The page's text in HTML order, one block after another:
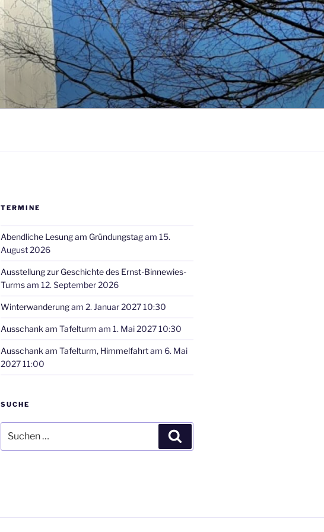
TERMINE
Abendliche Lesung am Gründungstagam 15.
August 2026
Ausstellung zur Geschichte des Ernst-Binnewies-
Turmsam 12. September 2026
Winterwanderungam 2. Januar 2027 10:30
Ausschank am Tafelturm am 1. Mai 2027 10:30
Ausschank am Tafelturm, Himmelfahrtam 6. Mai
2027 11:00
SUCHE
nach: